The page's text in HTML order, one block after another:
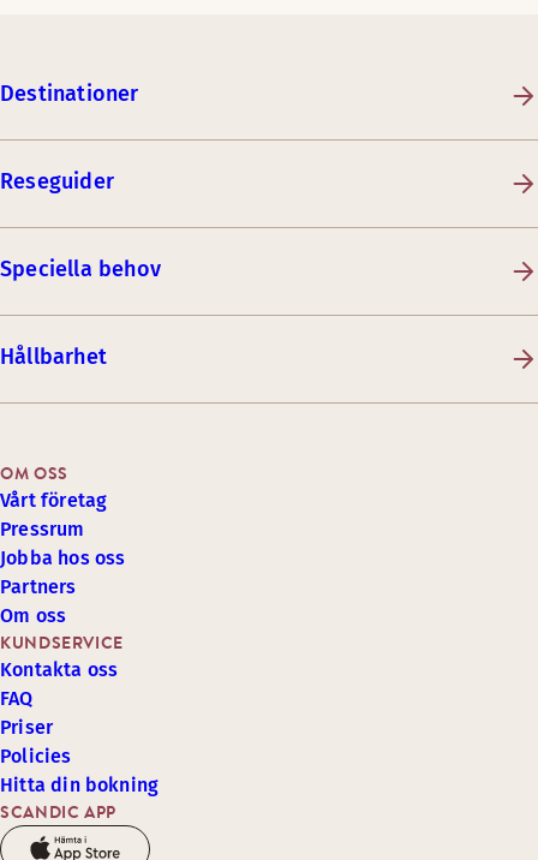
Destinationer
Reseguider
Speciella behov
Hållbarhet
SCANDIC APP
KUNDSERVICE
Kontakta oss
FAQ
Priser
Policies
Hitta din bokning
OM OSS
Vårt företag
Pressrum
Jobba hos oss
Partners
Om oss